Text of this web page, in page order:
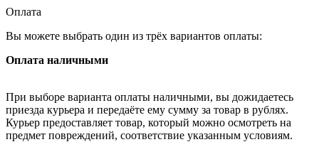
Оплата
Вы можете выбрать один из трёх вариантов оплаты:
Оплата наличными
При выборе варианта оплаты наличными, вы дожидаетесь
приезда курьера и передаёте ему сумму за товар в рублях.
Курьер предоставляет товар, который можно осмотреть на
предмет повреждений, соответствие указанным условиям.